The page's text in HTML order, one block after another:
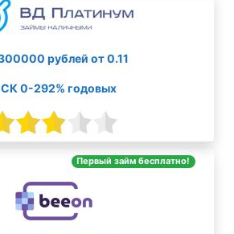
рублей от 0.11
0-292% годовых
Первый займ бесплатно!